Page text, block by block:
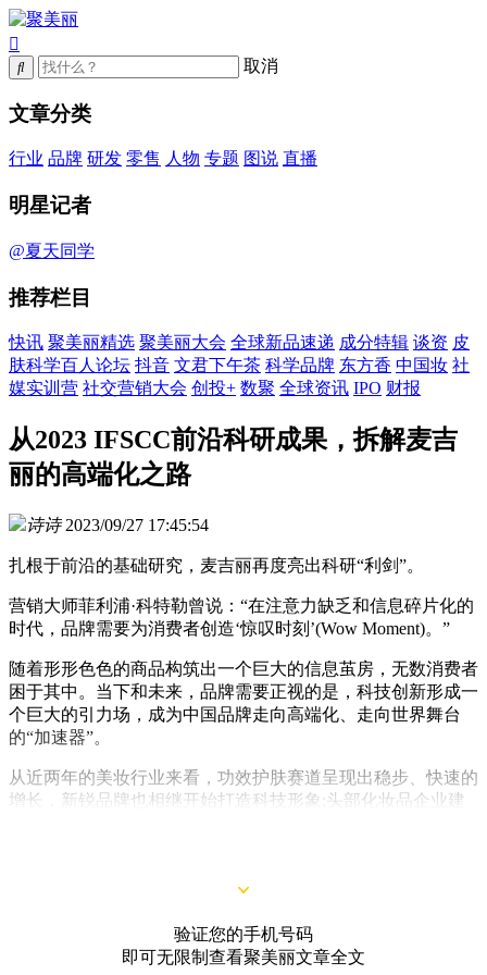
取消
文章分类
行业 品牌 研发 零售 人物 专题 图说 直播
明星记者
@夏天同学
推荐栏目
快讯 聚美丽精选 聚美丽大会 全球新品速递 成分特辑 谈资 皮
肤科学百人论坛 抖音 文君下午茶 科学品牌 东方香 中国妆 社
媒实训营 社交营销大会 创投+ 数聚 全球资讯 IPO 财报
从2023 IFSCC前沿科研成果，拆解麦吉
丽的高端化之路
诗诗 2023/09/27 17:45:54
扎根于前沿的基础研究，麦吉丽再度亮出科研“利剑”。
营销大师菲利浦·科特勒曾说：“在注意力缺乏和信息碎片化的
时代，品牌需要为消费者创造‘惊叹时刻’(Wow Moment)。”
随着形形色色的商品构筑出一个巨大的信息茧房，无数消费者
困于其中。当下和未来，品牌需要正视的是，科技创新形成一
个巨大的引力场，成为中国品牌走向高端化、走向世界舞台
的“加速器”。
从近两年的美妆行业来看，功效护肤赛道呈现出稳步、快速的
增长，新锐品牌也相继开始打造科技形象;头部化妆品企业建
验证您的手机号码
即可无限制查看聚美丽文章全文